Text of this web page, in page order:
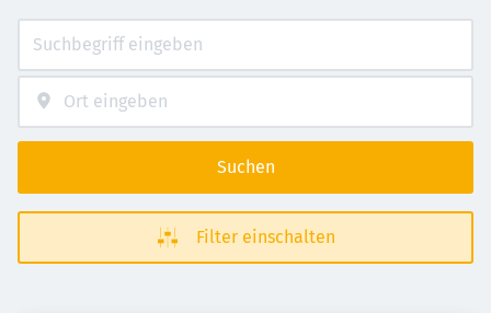
Suchen
Filter einschalten